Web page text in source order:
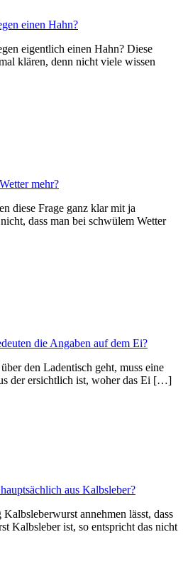
einen Hahn?
eigentlich einen Hahn? Diese
klären, denn nicht viele wissen
mehr?
diese Frage ganz klar mit ja
dass man bei schwülem Wetter
die Angaben auf dem Ei?
den Ladentisch geht, muss eine
der ersichtlich ist, woher das Ei […]
aus Kalbsleber?
annehmen lässt, dass
Kalbsleber ist, so entspricht das nicht